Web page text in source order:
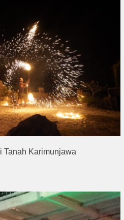
Tanah Karimunjawa